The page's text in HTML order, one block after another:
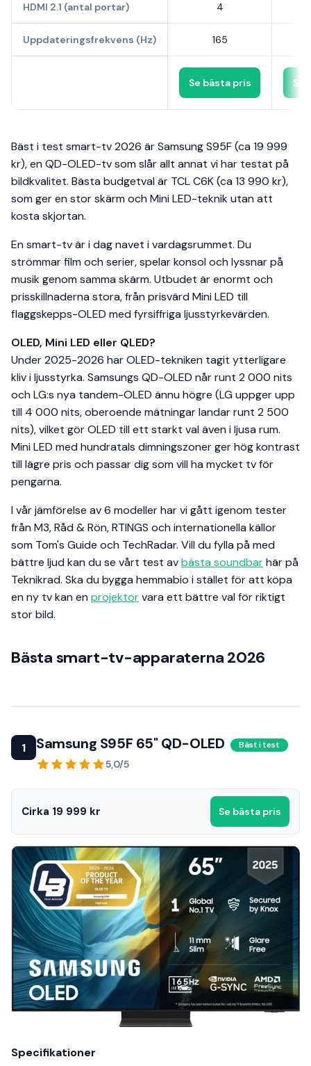
HDMI 2.1 (antal portar) 4
Uppdateringsfrekvens (Hz) 165
Se bästa pris Se
Bäst i test smart-tv 2026 är Samsung S95F (ca 19 999
kr), en QD-OLED-tv som slår allt annat vi har testat på
bildkvalitet. Bästa budgetval är TCL C6K (ca 13 990 kr),
som ger en stor skärm och Mini LED-teknik utan att
kosta skjortan.
En smart-tv är i dag navet i vardagsrummet. Du
strömmar film och serier, spelar konsol och lyssnar på
musik genom samma skärm. Utbudet är enormt och
prisskillnaderna stora, från prisvärd Mini LED till
flaggskepps-OLED med fyrsiffriga ljusstyrkevärden.
OLED, Mini LED eller QLED?
Under 2025-2026 har OLED-tekniken tagit ytterligare
kliv i ljusstyrka. Samsungs QD-OLED når runt 2 000 nits
och LG:s nya tandem-OLED ännu högre (LG uppger upp
till 4 000 nits, oberoende mätningar landar runt 2 500
nits), vilket gör OLED till ett starkt val även i ljusa rum.
Mini LED med hundratals dimningszoner ger hög kontrast
till lägre pris och passar dig som vill ha mycket tv för
pengarna.
I vår jämförelse av 6 modeller har vi gått igenom tester
från M3, Råd & Rön, RTINGS och internationella källor
som Tom's Guide och TechRadar. Vill du fylla på med
bättre ljud kan du se vårt test avbästa soundbarhär på
Teknikrad. Ska du bygga hemmabio i stället för att köpa
en ny tv kan en projektorvara ett bättre val för riktigt
stor bild.
Bästa smart-tv-apparaterna 2026
1 Samsung S95F 65" QD-OLED Bäst i test
5,0/5
Cirka 19 999 kr Se bästa pris
Specifikationer